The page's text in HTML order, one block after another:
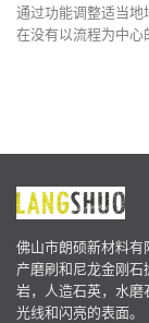
通过功能调整适当地
在没有以流程为中心
关
于
我
们
佛山市朗硕新材料有
产磨刷和尼龙金刚
岩，人造石英，水
光线和闪亮的表面。